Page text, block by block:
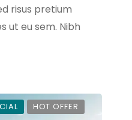
risus pretium
ut eu sem. Nibh
HOT OFFER